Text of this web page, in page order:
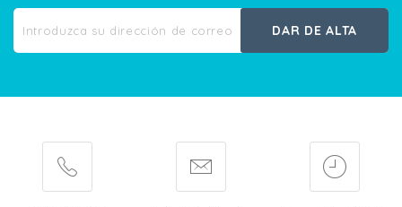
DAR DE ALTA